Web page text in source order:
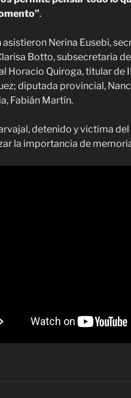
.
asistieron Nerina Eusebi,
Botto, subsecretaria
Horacio Quiroga, titular de
diputada provincial,
Fabián Martín.
detenido y victima
la importancia de